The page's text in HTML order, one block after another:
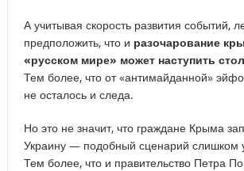
А учитывая скорость развития событий,
предположить, что и разочарование
«русском мире» может наступить
Тем более, что от «антимайданной»
не осталось и следа.
Но это не значит, что граждане Крыма
Украину — подобный сценарий слишком
Тем более, что и правительство Петра